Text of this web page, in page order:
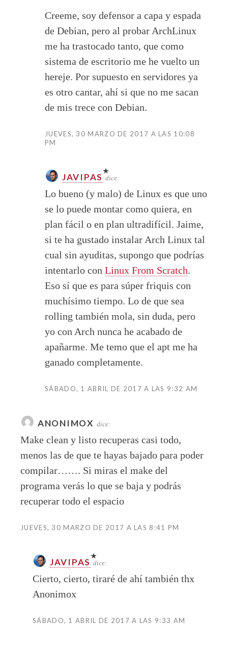
Creeme, soy defensor a capa y espada
de Debian, pero al probar ArchLinux
me ha trastocado tanto, que como
sistema de escritorio me he vuelto un
hereje. Por supuesto en servidores ya
es otro cantar, ahí si que no me sacan
de mis trece con Debian.
JUEVES, 30 MARZO DE 2017 A LAS 10:08
PM
JAVIPAS dice:
Lo bueno (y malo) de Linux es que uno
se lo puede montar como quiera, en
plan fácil o en plan ultradifícil. Jaime,
si te ha gustado instalar Arch Linux tal
cual sin ayuditas, supongo que podrías
intentarlo con Linux From Scratch.
Eso sí que es para súper friquis con
muchísimo tiempo. Lo de que sea
rolling también mola, sin duda, pero
yo con Arch nunca he acabado de
apañarme. Me temo que el apt me ha
ganado completamente.
SÁBADO, 1 ABRIL DE 2017 A LAS 9:32 AM
ANONIMOX dice:
Make clean y listo recuperas casi todo,
menos las de que te hayas bajado para poder
compilar……. Si miras el make del
programa verás lo que se baja y podrás
recuperar todo el espacio
JUEVES, 30 MARZO DE 2017 A LAS 8:41 PM
JAVIPAS dice:
Cierto, cierto, tiraré de ahí también thx
Anonimox
SÁBADO, 1 ABRIL DE 2017 A LAS 9:33 AM